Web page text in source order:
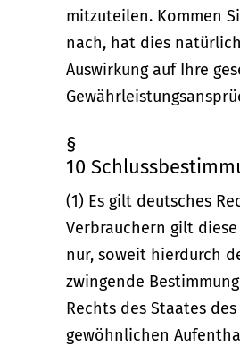
mitzuteilen. Kommen
nach, hat dies
Auswirkung auf Ihre
§
10
(1) Es gilt deutsches
Verbrauchern gilt
nur, soweit hierdurch
zwingende
Rechts des Staates des
gewöhnlichen